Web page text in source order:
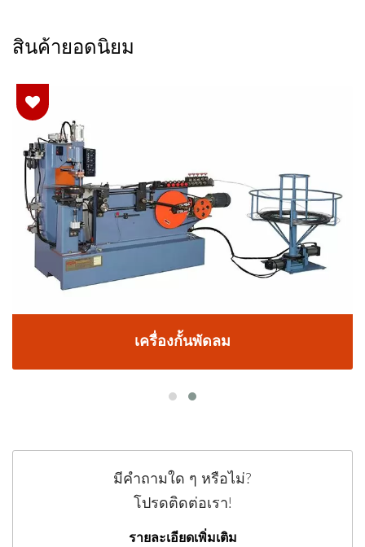
สินค้ายอดนิยม
เครื่องกั้นพัดลม
มีคำถามใด ๆ หรือไม่?
โปรดติดต่อเรา!
รายละเอียดเพิ่มเติม